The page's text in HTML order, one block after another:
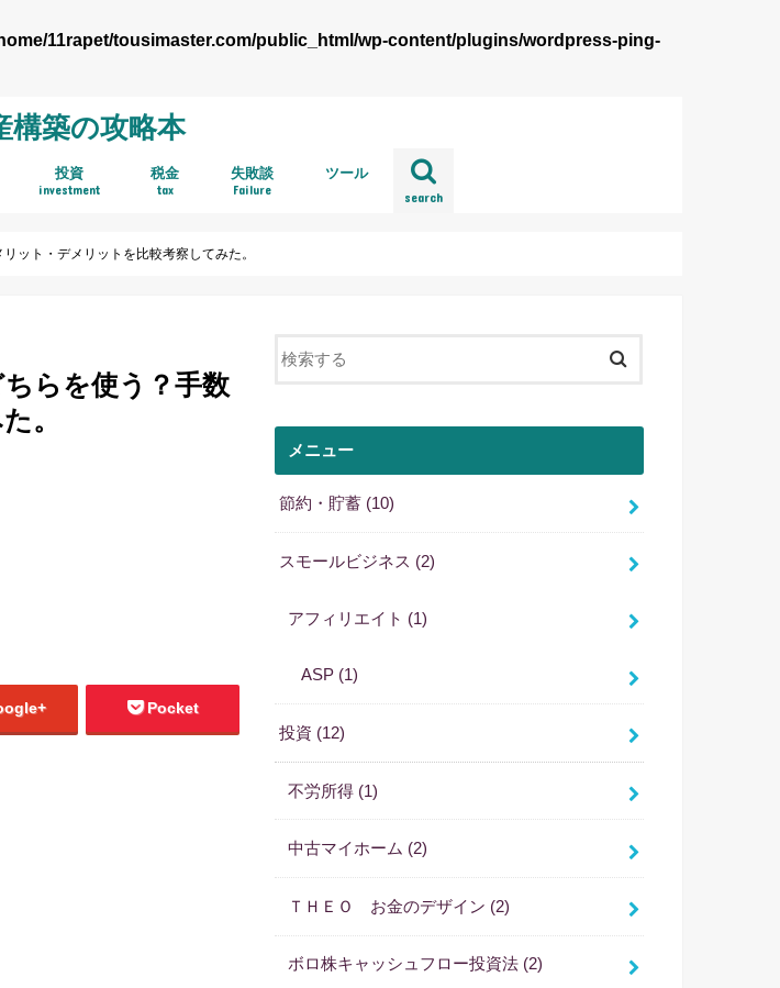
11rapet/tousimaster.com/public_html/wp-content/plugins/wordpress-ping-
構築の攻略本
search
投資
investment
税金
tax
失敗談
Failure
ツール
ット・デメリットを比較考察してみた。
らを使う？手数
。
Pocket
メニュー
節約・貯蓄 (10)
スモールビジネス (2)
アフィリエイト (1)
ASP (1)
投資 (12)
不労所得 (1)
中古マイホーム (2)
ＴＨＥＯ お金のデザイン (2)
ボロ株キャッシュフロー投資法 (2)